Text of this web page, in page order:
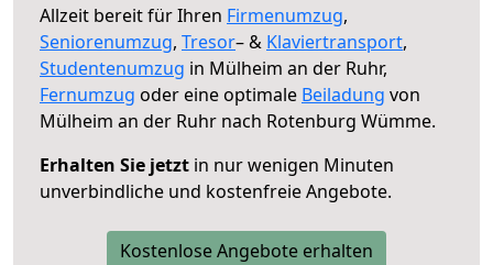
Allzeit bereit für Ihren Firmenumzug,
Seniorenumzug, Tresor– & Klaviertransport,
Studentenumzug in Mülheim an der Ruhr,
Fernumzug oder eine optimale Beiladung von
Mülheim an der Ruhr nach Rotenburg Wümme.
Erhalten Sie jetzt in nur wenigen Minuten
unverbindliche und kostenfreie Angebote.
Kostenlose Angebote erhalten